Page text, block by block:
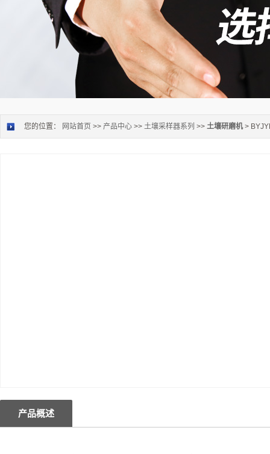
您的位置： 网站首页 >> 产品中心 >> 土壤采样器系列 >> 土壤研磨机>
产品概述